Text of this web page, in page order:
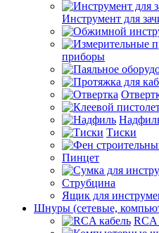
Инструмент для
приборы
Тиски
Пинцет
Струбцина
Ящик для
Шнуры (сетевые,
RCA